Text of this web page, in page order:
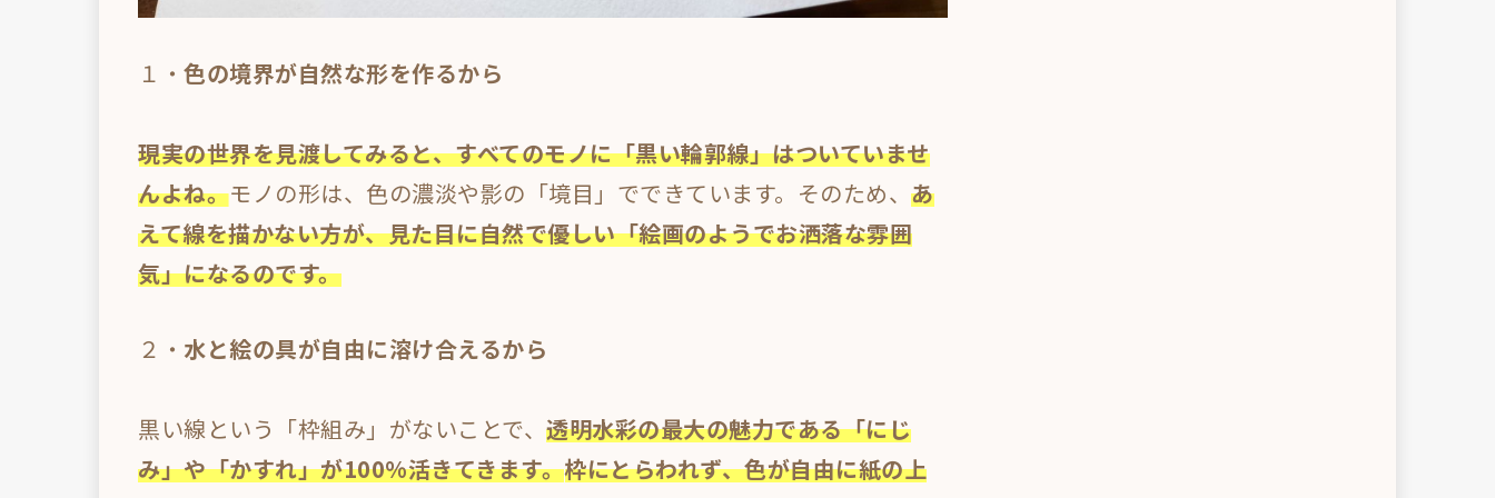
１・ 色の境界が自然な形を作るから
現実の世界を見渡してみると、すべてのモノに「黒い輪郭線」はついていませ
んよね。モノの形は、色の濃淡や影の「境目」でできています。そのため、 あ
えて線を描かない方が、見た目に自然で優しい「絵画のようでお洒落な雰囲
気」になるのです。
２・ 水と絵の具が自由に溶け合えるから
黒い線という「枠組み」がないことで、 透明水彩の最大の魅力である「にじ
み」や「かすれ」が100%活きてきます。枠にとらわれず、色が自由に紙の上